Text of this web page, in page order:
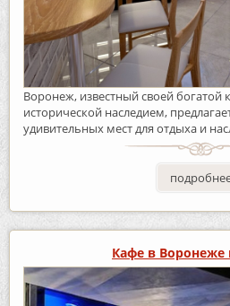
Воронеж, известный своей богатой
исторической наследием,
удивительных мест для отдыха и
Кафе в Воронеже